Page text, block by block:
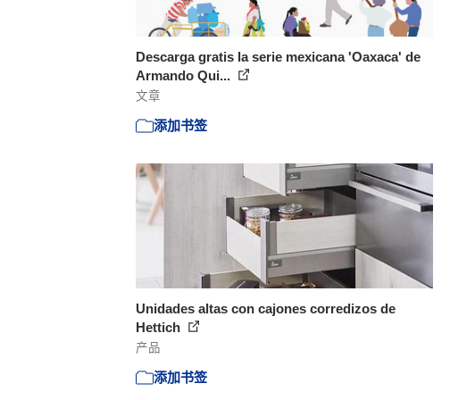
Descarga gratis la serie mexicana 'Oaxaca' de
Armando Qui...
文章
添加书签
Unidades altas con cajones corredizos de
Hettich
产品
添加书签